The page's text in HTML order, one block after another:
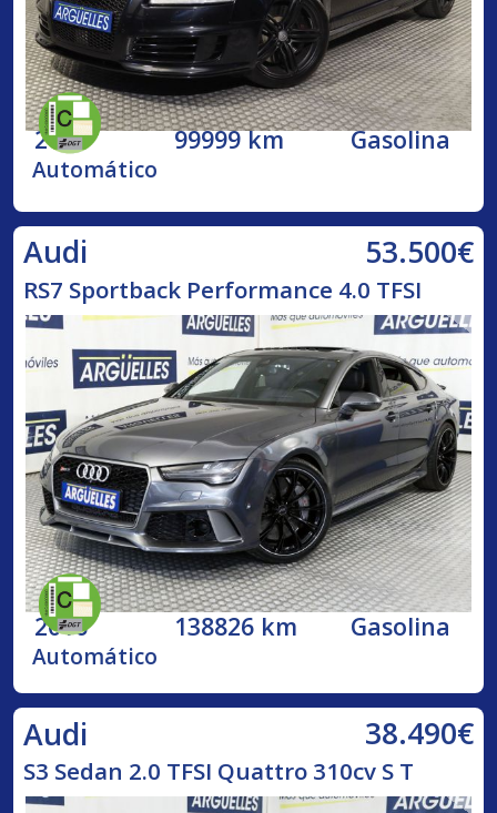
2009 99999 km Gasolina
Automático
Audi 53.500€
RS7 Sportback Performance 4.0 TFSI
2016 138826 km Gasolina
Automático
Audi 38.490€
S3 Sedan 2.0 TFSI Quattro 310cv S T